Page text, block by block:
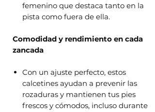
femenino que destaca tanto en la
pista como fuera de ella.
Comodidad y rendimiento en cada
zancada
Con un ajuste perfecto, estos
calcetines ayudan a prevenir las
rozaduras y mantienen tus pies
frescos y cómodos, incluso durante